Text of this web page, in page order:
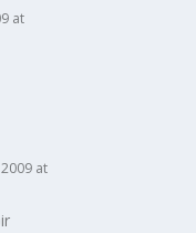
at
at